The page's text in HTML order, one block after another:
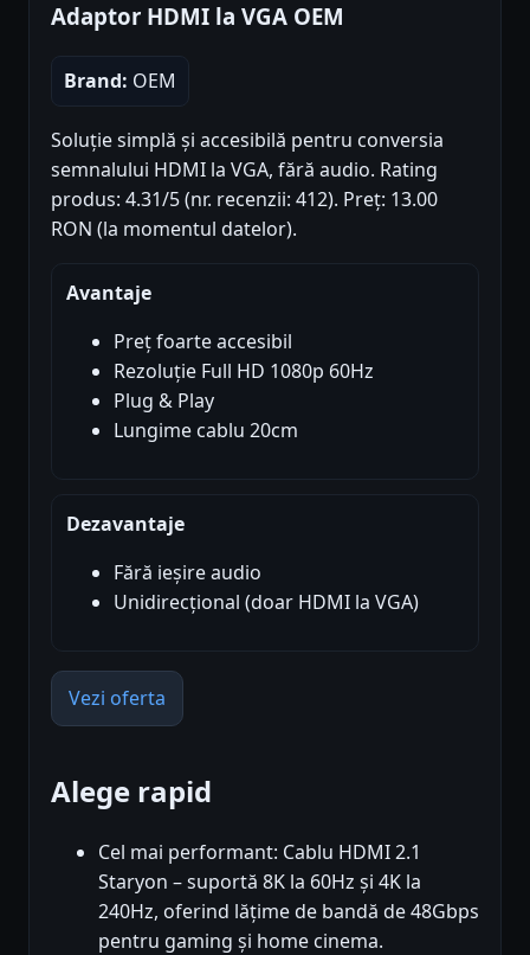
Adaptor HDMI la VGA OEM
Brand: OEM
Soluție simplă și accesibilă pentru conversia
semnalului HDMI la VGA, fără audio. Rating
produs: 4.31/5 (nr. recenzii: 412). Preț: 13.00
RON (la momentul datelor).
Avantaje
Preț foarte accesibil
Rezoluție Full HD 1080p 60Hz
Plug & Play
Lungime cablu 20cm
Dezavantaje
Fără ieșire audio
Unidirecțional (doar HDMI la VGA)
Vezi oferta
Alege rapid
Cel mai performant: Cablu HDMI 2.1
Staryon – suportă 8K la 60Hz și 4K la
240Hz, oferind lățime de bandă de 48Gbps
pentru gaming și home cinema.